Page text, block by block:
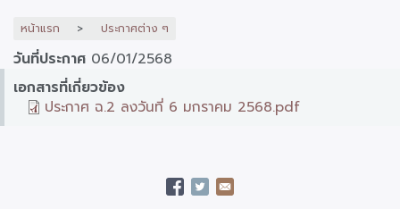
หน้าแรก ประกาศต่าง ๆ
วันที่ประกาศ 06/01/2568
เอกสารที่เกี่ยวข้อง
ประกาศ ฉ.2 ลงวันที่ 6 มกราคม 2568.pdf